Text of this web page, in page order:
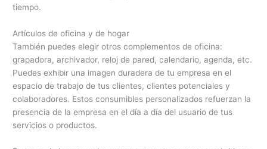
tiempo.
Artículos de oficina y de hogar
También puedes elegir otros complementos de oficina:
grapadora, archivador, reloj de pared, calendario, agenda, etc.
Puedes exhibir una imagen duradera de tu empresa en el
espacio de trabajo de tus clientes, clientes potenciales y
colaboradores. Estos consumibles personalizados refuerzan la
presencia de la empresa en el día a día del usuario de tus
servicios o productos.